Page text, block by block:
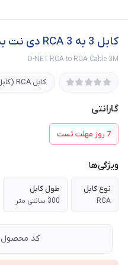
کابل 3 به RCA 3 دی نت به طول 3 متر
D-NET RCA to RCA Cable 3M
کابل RCA (کابل AV)
گارانتی
7 روز مهلت تست
ویژگی‌ها
نوع کابل
RCA
طول کابل
300 سانتی متر
کد محصول :